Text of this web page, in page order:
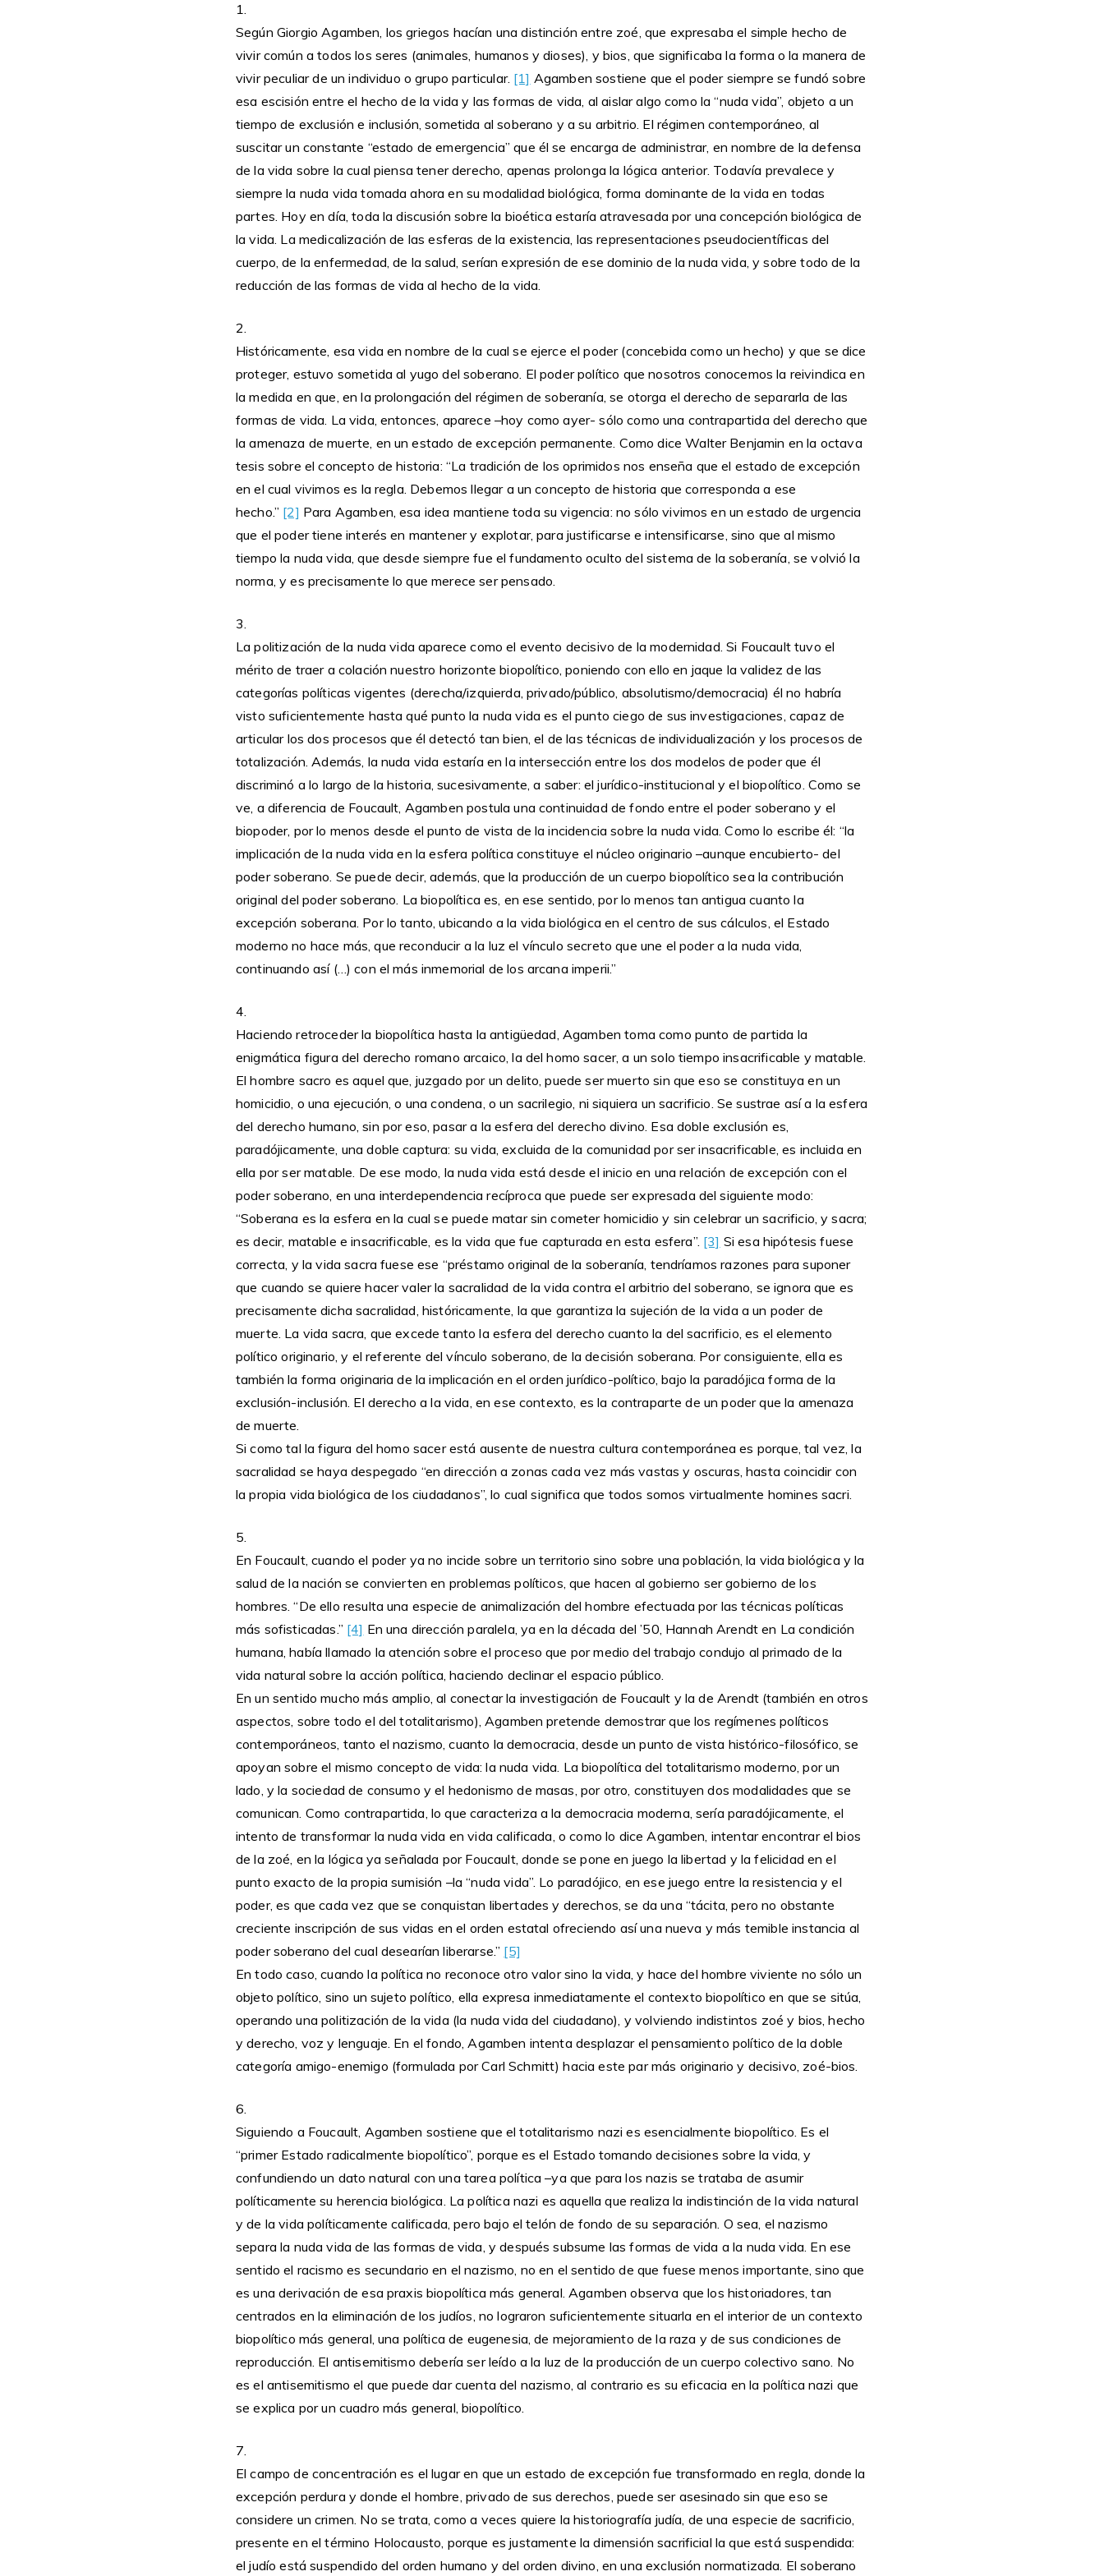
1.
Según Giorgio Agamben, los griegos hacían una distinción entre zoé, que expresaba el simple hecho de
vivir común a todos los seres (animales, humanos y dioses), y bios, que significaba la forma o la manera de
vivir peculiar de un individuo o grupo particular. [1] Agamben sostiene que el poder siempre se fundó sobre
esa escisión entre el hecho de la vida y las formas de vida, al aislar algo como la “nuda vida”, objeto a un
tiempo de exclusión e inclusión, sometida al soberano y a su arbitrio. El régimen contemporáneo, al
suscitar un constante “estado de emergencia” que él se encarga de administrar, en nombre de la defensa
de la vida sobre la cual piensa tener derecho, apenas prolonga la lógica anterior. Todavía prevalece y
siempre la nuda vida tomada ahora en su modalidad biológica, forma dominante de la vida en todas
partes. Hoy en día, toda la discusión sobre la bioética estaría atravesada por una concepción biológica de
la vida. La medicalización de las esferas de la existencia, las representaciones pseudocientíficas del
cuerpo, de la enfermedad, de la salud, serían expresión de ese dominio de la nuda vida, y sobre todo de la
reducción de las formas de vida al hecho de la vida.
2.
Históricamente, esa vida en nombre de la cual se ejerce el poder (concebida como un hecho) y que se dice
proteger, estuvo sometida al yugo del soberano. El poder político que nosotros conocemos la reivindica en
la medida en que, en la prolongación del régimen de soberanía, se otorga el derecho de separarla de las
formas de vida. La vida, entonces, aparece –hoy como ayer- sólo como una contrapartida del derecho que
la amenaza de muerte, en un estado de excepción permanente. Como dice Walter Benjamin en la octava
tesis sobre el concepto de historia: “La tradición de los oprimidos nos enseña que el estado de excepción
en el cual vivimos es la regla. Debemos llegar a un concepto de historia que corresponda a ese
hecho.” [2] Para Agamben, esa idea mantiene toda su vigencia: no sólo vivimos en un estado de urgencia
que el poder tiene interés en mantener y explotar, para justificarse e intensificarse, sino que al mismo
tiempo la nuda vida, que desde siempre fue el fundamento oculto del sistema de la soberanía, se volvió la
norma, y es precisamente lo que merece ser pensado.
3.
La politización de la nuda vida aparece como el evento decisivo de la modernidad. Si Foucault tuvo el
mérito de traer a colación nuestro horizonte biopolítico, poniendo con ello en jaque la validez de las
categorías políticas vigentes (derecha/izquierda, privado/público, absolutismo/democracia) él no habría
visto suficientemente hasta qué punto la nuda vida es el punto ciego de sus investigaciones, capaz de
articular los dos procesos que él detectó tan bien, el de las técnicas de individualización y los procesos de
totalización. Además, la nuda vida estaría en la intersección entre los dos modelos de poder que él
discriminó a lo largo de la historia, sucesivamente, a saber: el jurídico-institucional y el biopolítico. Como se
ve, a diferencia de Foucault, Agamben postula una continuidad de fondo entre el poder soberano y el
biopoder, por lo menos desde el punto de vista de la incidencia sobre la nuda vida. Como lo escribe él: “la
implicación de la nuda vida en la esfera política constituye el núcleo originario –aunque encubierto- del
poder soberano. Se puede decir, además, que la producción de un cuerpo biopolítico sea la contribución
original del poder soberano. La biopolítica es, en ese sentido, por lo menos tan antigua cuanto la
excepción soberana. Por lo tanto, ubicando a la vida biológica en el centro de sus cálculos, el Estado
moderno no hace más, que reconducir a la luz el vínculo secreto que une el poder a la nuda vida,
continuando así (…) con el más inmemorial de los arcana imperii.”
4.
Haciendo retroceder la biopolítica hasta la antigüedad, Agamben toma como punto de partida la
enigmática figura del derecho romano arcaico, la del homo sacer, a un solo tiempo insacrificable y matable.
El hombre sacro es aquel que, juzgado por un delito, puede ser muerto sin que eso se constituya en un
homicidio, o una ejecución, o una condena, o un sacrilegio, ni siquiera un sacrificio. Se sustrae así a la esfera
del derecho humano, sin por eso, pasar a la esfera del derecho divino. Esa doble exclusión es,
paradójicamente, una doble captura: su vida, excluida de la comunidad por ser insacrificable, es incluida en
ella por ser matable. De ese modo, la nuda vida está desde el inicio en una relación de excepción con el
poder soberano, en una interdependencia recíproca que puede ser expresada del siguiente modo:
“Soberana es la esfera en la cual se puede matar sin cometer homicidio y sin celebrar un sacrificio, y sacra;
es decir, matable e insacrificable, es la vida que fue capturada en esta esfera”. [3] Si esa hipótesis fuese
correcta, y la vida sacra fuese ese “préstamo original de la soberanía, tendríamos razones para suponer
que cuando se quiere hacer valer la sacralidad de la vida contra el arbitrio del soberano, se ignora que es
precisamente dicha sacralidad, históricamente, la que garantiza la sujeción de la vida a un poder de
muerte. La vida sacra, que excede tanto la esfera del derecho cuanto la del sacrificio, es el elemento
político originario, y el referente del vínculo soberano, de la decisión soberana. Por consiguiente, ella es
también la forma originaria de la implicación en el orden jurídico-político, bajo la paradójica forma de la
exclusión-inclusión. El derecho a la vida, en ese contexto, es la contraparte de un poder que la amenaza
de muerte.
Si como tal la figura del homo sacer está ausente de nuestra cultura contemporánea es porque, tal vez, la
sacralidad se haya despegado “en dirección a zonas cada vez más vastas y oscuras, hasta coincidir con
la propia vida biológica de los ciudadanos”, lo cual significa que todos somos virtualmente homines sacri.
5.
En Foucault, cuando el poder ya no incide sobre un territorio sino sobre una población, la vida biológica y la
salud de la nación se convierten en problemas políticos, que hacen al gobierno ser gobierno de los
hombres. “De ello resulta una especie de animalización del hombre efectuada por las técnicas políticas
más sofisticadas.” [4] En una dirección paralela, ya en la década del ’50, Hannah Arendt en La condición
humana, había llamado la atención sobre el proceso que por medio del trabajo condujo al primado de la
vida natural sobre la acción política, haciendo declinar el espacio público.
En un sentido mucho más amplio, al conectar la investigación de Foucault y la de Arendt (también en otros
aspectos, sobre todo el del totalitarismo), Agamben pretende demostrar que los regímenes políticos
contemporáneos, tanto el nazismo, cuanto la democracia, desde un punto de vista histórico-filosófico, se
apoyan sobre el mismo concepto de vida: la nuda vida. La biopolítica del totalitarismo moderno, por un
lado, y la sociedad de consumo y el hedonismo de masas, por otro, constituyen dos modalidades que se
comunican. Como contrapartida, lo que caracteriza a la democracia moderna, sería paradójicamente, el
intento de transformar la nuda vida en vida calificada, o como lo dice Agamben, intentar encontrar el bios
de la zoé, en la lógica ya señalada por Foucault, donde se pone en juego la libertad y la felicidad en el
punto exacto de la propia sumisión –la “nuda vida”. Lo paradójico, en ese juego entre la resistencia y el
poder, es que cada vez que se conquistan libertades y derechos, se da una “tácita, pero no obstante
creciente inscripción de sus vidas en el orden estatal ofreciendo así una nueva y más temible instancia al
poder soberano del cual desearían liberarse.” [5]
En todo caso, cuando la política no reconoce otro valor sino la vida, y hace del hombre viviente no sólo un
objeto político, sino un sujeto político, ella expresa inmediatamente el contexto biopolítico en que se sitúa,
operando una politización de la vida (la nuda vida del ciudadano), y volviendo indistintos zoé y bios, hecho
y derecho, voz y lenguaje. En el fondo, Agamben intenta desplazar el pensamiento político de la doble
categoría amigo-enemigo (formulada por Carl Schmitt) hacia este par más originario y decisivo, zoé-bios.
6.
Siguiendo a Foucault, Agamben sostiene que el totalitarismo nazi es esencialmente biopolítico. Es el
“primer Estado radicalmente biopolítico”, porque es el Estado tomando decisiones sobre la vida, y
confundiendo un dato natural con una tarea política –ya que para los nazis se trataba de asumir
políticamente su herencia biológica. La política nazi es aquella que realiza la indistinción de la vida natural
y de la vida políticamente calificada, pero bajo el telón de fondo de su separación. O sea, el nazismo
separa la nuda vida de las formas de vida, y después subsume las formas de vida a la nuda vida. En ese
sentido el racismo es secundario en el nazismo, no en el sentido de que fuese menos importante, sino que
es una derivación de esa praxis biopolítica más general. Agamben observa que los historiadores, tan
centrados en la eliminación de los judíos, no lograron suficientemente situarla en el interior de un contexto
biopolítico más general, una política de eugenesia, de mejoramiento de la raza y de sus condiciones de
reproducción. El antisemitismo debería ser leído a la luz de la producción de un cuerpo colectivo sano. No
es el antisemitismo el que puede dar cuenta del nazismo, al contrario es su eficacia en la política nazi que
se explica por un cuadro más general, biopolítico.
7.
El campo de concentración es el lugar en que un estado de excepción fue transformado en regla, donde la
excepción perdura y donde el hombre, privado de sus derechos, puede ser asesinado sin que eso se
considere un crimen. No se trata, como a veces quiere la historiografía judía, de una especie de sacrificio,
presente en el término Holocausto, porque es justamente la dimensión sacrificial la que está suspendida:
el judío está suspendido del orden humano y del orden divino, en una exclusión normatizada. El soberano